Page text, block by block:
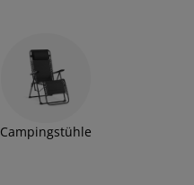
Campingstühle